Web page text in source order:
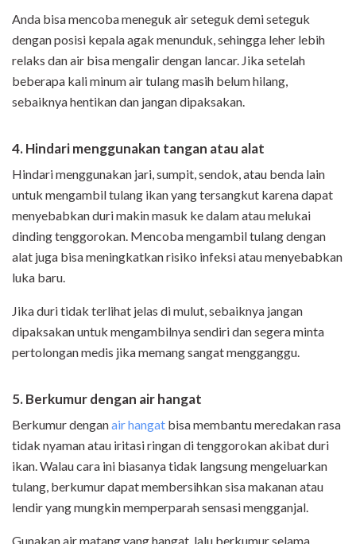
Anda bisa mencoba meneguk air seteguk demi seteguk
dengan posisi kepala agak menunduk, sehingga leher lebih
relaks dan air bisa mengalir dengan lancar. Jika setelah
beberapa kali minum air tulang masih belum hilang,
sebaiknya hentikan dan jangan dipaksakan.
4. Hindari menggunakan tangan atau alat
Hindari menggunakan jari, sumpit, sendok, atau benda lain
untuk mengambil tulang ikan yang tersangkut karena dapat
menyebabkan duri makin masuk ke dalam atau melukai
dinding tenggorokan. Mencoba mengambil tulang dengan
alat juga bisa meningkatkan risiko infeksi atau menyebabkan
luka baru.
Jika duri tidak terlihat jelas di mulut, sebaiknya jangan
dipaksakan untuk mengambilnya sendiri dan segera minta
pertolongan medis jika memang sangat mengganggu.
5. Berkumur dengan air hangat
Berkumur denganair hangat bisa membantu meredakan rasa
tidak nyaman atau iritasi ringan di tenggorokan akibat duri
ikan. Walau cara ini biasanya tidak langsung mengeluarkan
tulang, berkumur dapat membersihkan sisa makanan atau
lendir yang mungkin memperparah sensasi mengganjal.
Gunakan air matang yang hangat, lalu berkumur selama